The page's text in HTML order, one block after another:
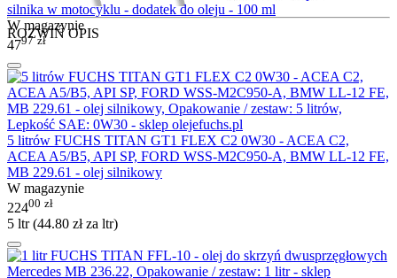
ROZWIŃ OPIS
silnika w motocyklu - dodatek do oleju - 100 ml
W magazynie
4797 zł
5 litrów FUCHS TITAN GT1 FLEX C2 0W30 - ACEA C2,
ACEA A5/B5, API SP, FORD WSS-M2C950-A, BMW LL-12 FE,
MB 229.61 - olej silnikowy
W magazynie
22400 zł
5 ltr (44.80 złza ltr)